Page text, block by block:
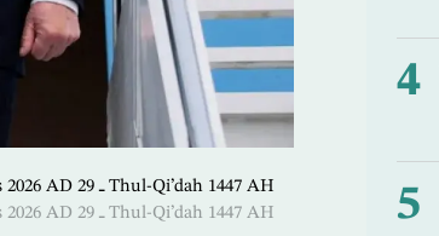
20:57-15 Mayıs 2026 AD ـ 29 Thul-Qi’dah 1447 AH
20:30-15 Mayıs 2026 AD ـ 29 Thul-Qi’dah 1447 AH
4
5